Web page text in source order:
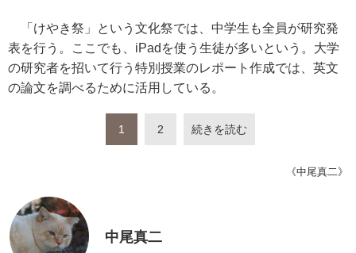
「けやき祭」という文化祭では、中学生も全員が研究発
表を行う。ここでも、iPadを使う生徒が多いという。大学
の研究者を招いて行う特別授業のレポート作成では、英文
の論文を調べるために活用している。
1 2 続きを読む
《中尾真二》
中尾真二